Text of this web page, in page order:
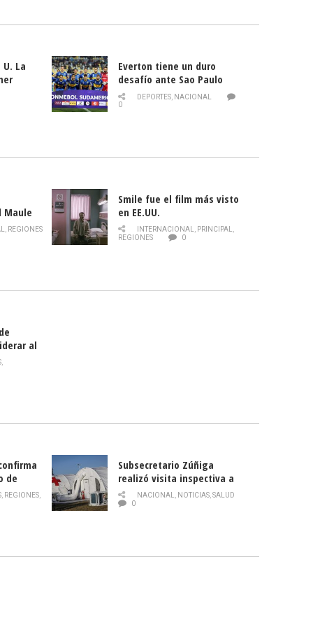
La
Everton tiene un duro
desafío ante Sao Paulo
DEPORTES, NACIONAL
0
Maule
de la
, REGIONES
Smile fue el film más visto
en EE.UU.
INTERNACIONAL, PRINCIPAL,
REGIONES
0
al
,
de
, REGIONES,
Subsecretario Zúñiga
realizó visita inspectiva a
Hospital Modular Sótero del
Río
NACIONAL, NOTICIAS,SALUD
0